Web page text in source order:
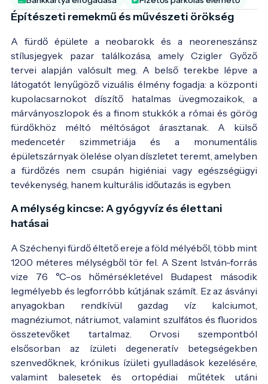
Építészeti remekmű és művészeti örökség
A fürdő épülete a neobarokk és a neoreneszánsz
stílusjegyek pazar találkozása, amely Czigler Győző
tervei alapján valósult meg. A belső terekbe lépve a
látogatót lenyűgöző vizuális élmény fogadja: a központi
kupolacsarnokot díszítő hatalmas üvegmozaikok, a
márványoszlopok és a finom stukkók a római és görög
fürdőkhöz méltó méltóságot árasztanak. A külső
medencetér szimmetriája és a monumentális
épületszárnyak ölelése olyan díszletet teremt, amelyben
a fürdőzés nem csupán higiéniai vagy egészségügyi
tevékenység, hanem kulturális időutazás is egyben.
A mélység kincse: A gyógyvíz és élettani
hatásai
A Széchenyi fürdő éltető ereje a föld mélyéből, több mint
1200 méteres mélységből tör fel. A Szent István-forrás
vize 76 °C-os hőmérsékletével Budapest második
legmélyebb és legforróbb kútjának számít. Ez az ásványi
anyagokban rendkívül gazdag víz kalciumot,
magnéziumot, nátriumot, valamint szulfátos és fluoridos
összetevőket tartalmaz. Orvosi szempontból
elsősorban az ízületi degeneratív betegségekben
szenvedőknek, krónikus ízületi gyulladások kezelésére,
valamint balesetek és ortopédiai műtétek utáni